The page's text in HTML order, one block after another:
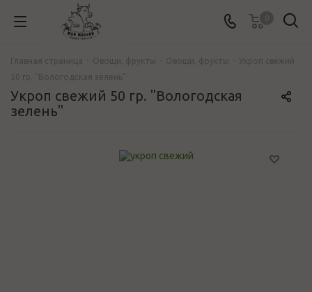
Укроп свежий 50 гр. "Вологодская
зелень"